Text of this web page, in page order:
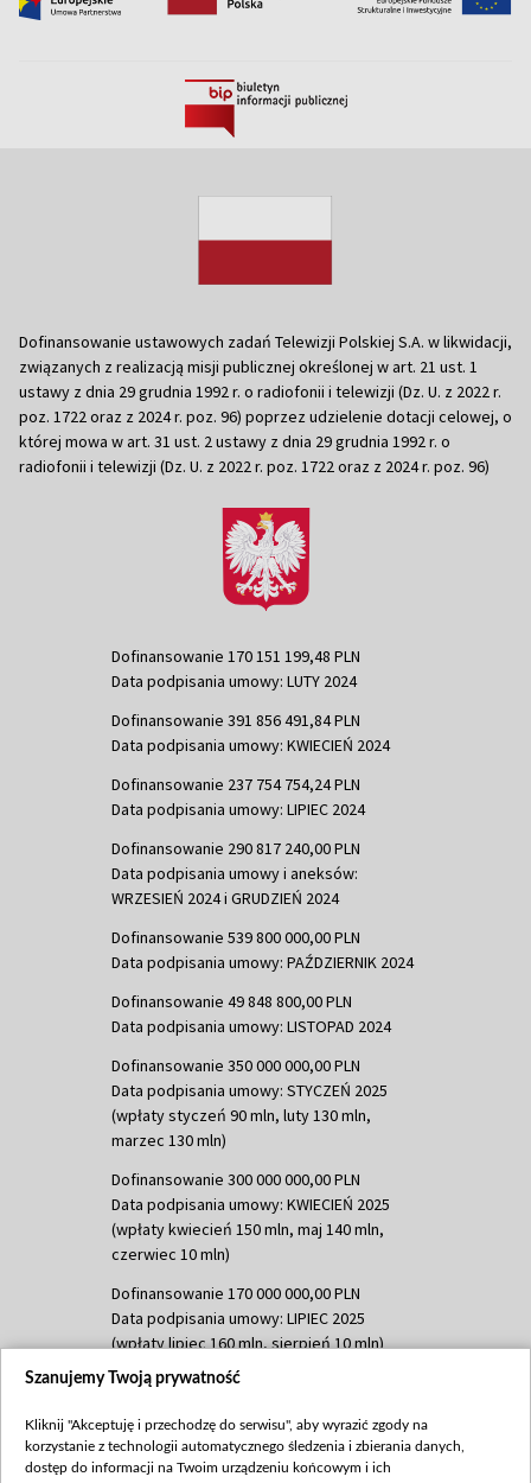
Dofinansowanie ustawowych zadań Telewizji Polskiej S.A. w likwidacji,
związanych z realizacją misji publicznej określonej w art. 21 ust. 1
ustawy z dnia 29 grudnia 1992 r. o radiofonii i telewizji (Dz. U. z 2022 r.
poz. 1722 oraz z 2024 r. poz. 96) poprzez udzielenie dotacji celowej, o
której mowa w art. 31 ust. 2 ustawy z dnia 29 grudnia 1992 r. o
radiofonii i telewizji (Dz. U. z 2022 r. poz. 1722 oraz z 2024 r. poz. 96)
Dofinansowanie 170 151 199,48 PLN
Data podpisania umowy: LUTY 2024
Dofinansowanie 391 856 491,84 PLN
Data podpisania umowy: KWIECIEŃ 2024
Dofinansowanie 237 754 754,24 PLN
Data podpisania umowy: LIPIEC 2024
Dofinansowanie 290 817 240,00 PLN
Data podpisania umowy i aneksów:
WRZESIEŃ 2024 i GRUDZIEŃ 2024
Dofinansowanie 539 800 000,00 PLN
Data podpisania umowy: PAŹDZIERNIK 2024
Dofinansowanie 49 848 800,00 PLN
Data podpisania umowy: LISTOPAD 2024
Dofinansowanie 350 000 000,00 PLN
Data podpisania umowy: STYCZEŃ 2025
(wpłaty styczeń 90 mln, luty 130 mln,
marzec 130 mln)
Dofinansowanie 300 000 000,00 PLN
Data podpisania umowy: KWIECIEŃ 2025
(wpłaty kwiecień 150 mln, maj 140 mln,
czerwiec 10 mln)
Dofinansowanie 170 000 000,00 PLN
Data podpisania umowy: LIPIEC 2025
(wpłaty lipiec 160 mln, sierpień 10 mln)
Dofinansowanie 60 000 000,00 PLN
(wpłata wrzesień 60 mln)
Dofinansowanie 635 783 051,21 PLN
Szanujemy Twoją prywatność
Kliknij "Akceptuję i przechodzę do serwisu", aby wyrazić zgody na
korzystanie z technologii automatycznego śledzenia i zbierania danych,
dostęp do informacji na Twoim urządzeniu końcowym i ich